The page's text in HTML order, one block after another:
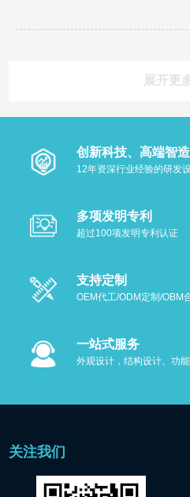
展开更
创新科技、高端智造
12年资深行业经验的研发
多项发明专利
超过100项发明专利认证
支持定制
OEM代工/ODM定制/OBM
一站式服务
外观设计，结构设计、功
关注我们